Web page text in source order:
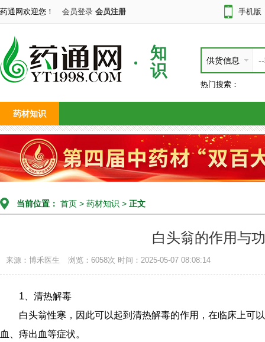
药通网欢迎您！ 会员登录 会员注册 手机版
知
识
供货信息
热门搜索：
药材知识
当前位置： 首页 > 药材知识 > 正文
白头翁的作用与
来源：博禾医生 浏览：6058次 时间：2025-05-07 08:08:14
1、清热解毒
白头翁性寒，因此可以起到清热解毒的作用，在临床上可
血、痔出血等症状。